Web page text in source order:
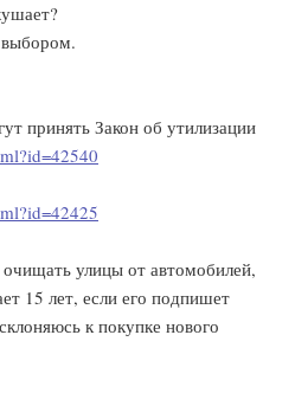
выбором.
принять Закон об утилизации
улицы от автомобилей,
15 лет, если его подпишет
к покупке нового